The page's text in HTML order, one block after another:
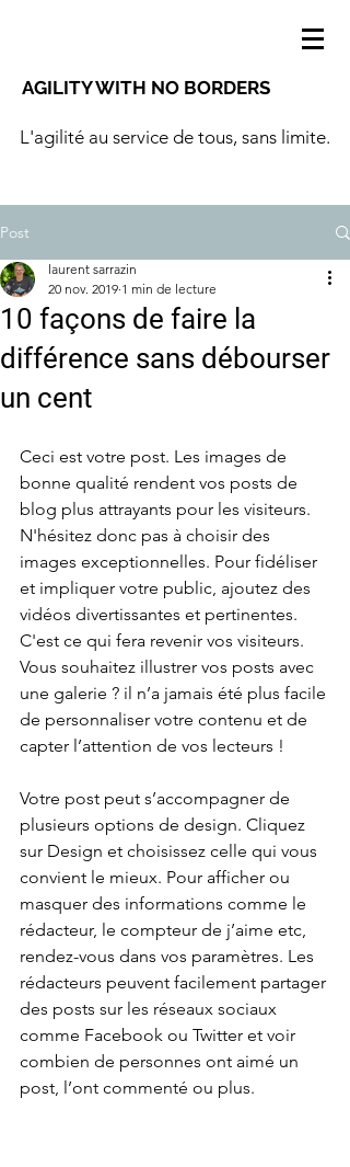
AGILITY WITH NO BORDERS
L'agilité au service de tous, sans limite.
Post
10 façons de faire la
différence sans débourser
un cent
laurent sarrazin
20 nov. 2019 1 min de lecture
Ceci est votre post. Les images de
bonne qualité rendent vos posts de
blog plus attrayants pour les visiteurs.
N'hésitez donc pas à choisir des
images exceptionnelles. Pour fidéliser
et impliquer votre public, ajoutez des
vidéos divertissantes et pertinentes.
C'est ce qui fera revenir vos visiteurs.
Vous souhaitez illustrer vos posts avec
une galerie ? il n’a jamais été plus facile
de personnaliser votre contenu et de
capter l’attention de vos lecteurs !
Votre post peut s’accompagner de
plusieurs options de design. Cliquez
sur Design et choisissez celle qui vous
convient le mieux. Pour afficher ou
masquer des informations comme le
rédacteur, le compteur de j’aime etc,
rendez-vous dans vos paramètres. Les
rédacteurs peuvent facilement partager
des posts sur les réseaux sociaux
comme Facebook ou Twitter et voir
combien de personnes ont aimé un
post, l’ont commenté ou plus.